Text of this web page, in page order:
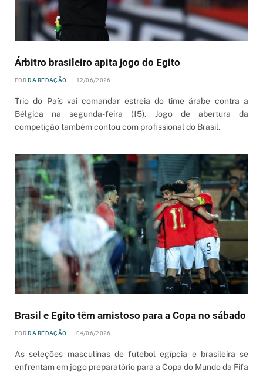
Árbitro brasileiro apita jogo do Egito
POR DA REDAÇÃO 12/06/2026
Trio do País vai comandar estreia do time árabe contra a
Bélgica na segunda-feira (15). Jogo de abertura da
competição também contou com profissional do Brasil.
Brasil e Egito têm amistoso para a Copa no sábado
POR DA REDAÇÃO 04/06/2026
As seleções masculinas de futebol egípcia e brasileira se
enfrentam em jogo preparatório para a Copa do Mundo da Fifa